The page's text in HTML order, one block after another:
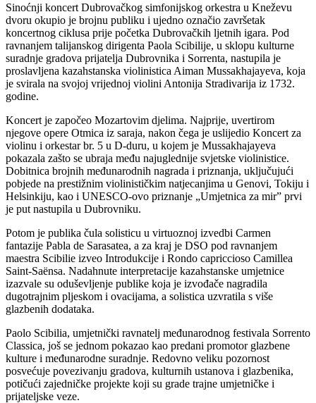
Sinoćnji koncert Dubrovačkog simfonijskog orkestra u Kneževu
dvoru okupio je brojnu publiku i ujedno označio završetak
koncertnog ciklusa prije početka Dubrovačkih ljetnih igara. Pod
ravnanjem talijanskog dirigenta Paola Scibilije, u sklopu kulturne
suradnje gradova prijatelja Dubrovnika i Sorrenta, nastupila je
proslavljena kazahstanska violinistica Aiman Mussakhajayeva, koja
je svirala na svojoj vrijednoj violini Antonija Stradivarija iz 1732.
godine.
Koncert je započeo Mozartovim djelima. Najprije, uvertirom
njegove opere Otmica iz saraja, nakon čega je uslijedio Koncert za
violinu i orkestar br. 5 u D-duru, u kojem je Mussakhajayeva
pokazala zašto se ubraja među najuglednije svjetske violinistice.
Dobitnica brojnih međunarodnih nagrada i priznanja, uključujući
pobjede na prestižnim violinističkim natjecanjima u Genovi, Tokiju i
Helsinkiju, kao i UNESCO-ovo priznanje „Umjetnica za mir” prvi
je put nastupila u Dubrovniku.
Potom je publika čula solisticu u virtuoznoj izvedbi Carmen
fantazije Pabla de Sarasatea, a za kraj je DSO pod ravnanjem
maestra Scibilie izveo Introdukcije i Rondo capriccioso Camillea
Saint-Saënsa. Nadahnute interpretacije kazahstanske umjetnice
izazvale su oduševljenje publike koja je izvođače nagradila
dugotrajnim pljeskom i ovacijama, a solistica uzvratila s više
glazbenih dodataka.
Paolo Scibilia, umjetnički ravnatelj međunarodnog festivala Sorrento
Classica, još se jednom pokazao kao predani promotor glazbene
kulture i međunarodne suradnje. Redovno veliku pozornost
posvećuje povezivanju gradova, kulturnih ustanova i glazbenika,
potičući zajedničke projekte koji su grade trajne umjetničke i
prijateljske veze.